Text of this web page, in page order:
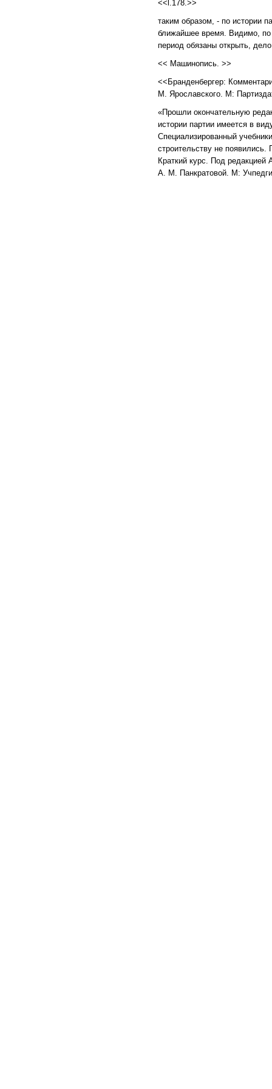
<<l.178.>>
таким образом, - по истории
ближайшее время. Видимо, по
период обязаны открыть,
<< Машинопись. >>
<<Бранденбергер:
М. Ярославского. М:
«Прошли окончательную
истории партии имеется в
Специализированный
строительству не
Краткий курс. Под
А. М. Панкратовой. М: